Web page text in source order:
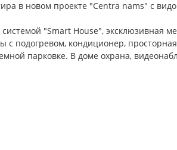
в новом проекте "Centra nams" с
"Smart House", эксклюзивная
с подогревом, кондиционер,
парковке. В доме охрана,